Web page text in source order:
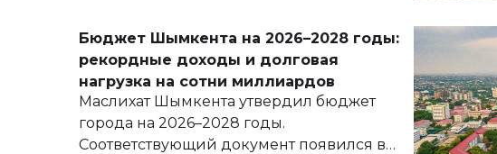
Бюджет Шымкента на 2026–2028 годы:
рекордные доходы и долговая
нагрузка на сотни миллиардов
Маслихат Шымкента утвердил бюджет
города на 2026–2028 годы.
Соответствующий документ появился в